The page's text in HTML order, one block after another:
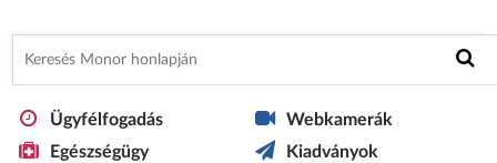
Ügyfélfogadás
Egészségügy
Webkamerák
Kiadványok